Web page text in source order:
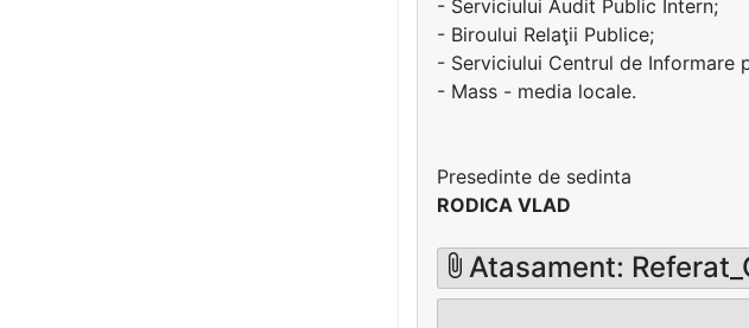
- Serviciului Audit Public Intern;
- Biroului Relaţii Publice;
- Serviciului Centrul de Informare
- Mass - media locale.
Presedinte de sedinta
RODICA VLAD
Atasament: